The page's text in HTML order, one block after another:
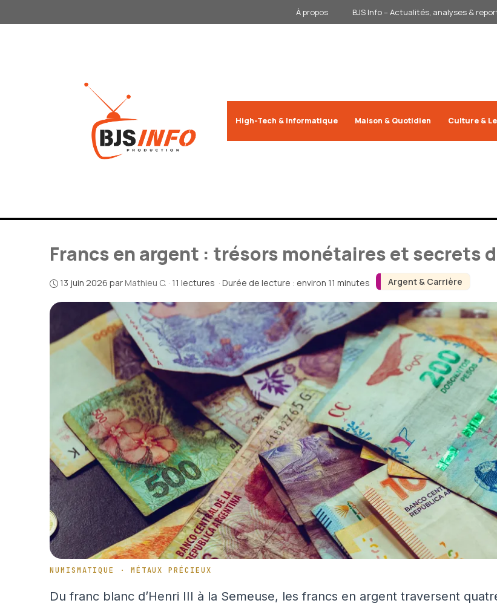
au
À propos BJS Info – Actualités, analyses &
High-Tech & Informatique Maison & Quotidien Culture &
Argent & Carrière
Francs en argent : trésors monétaires et secrets
13 juin 2026 par Mathieu C. · 11 lectures · Durée de lecture : environ 11 minutes
NUMISMATIQUE · MÉTAUX PRÉCIEUX
Du franc blanc d’Henri III à la Semeuse, les francs en argent traversent